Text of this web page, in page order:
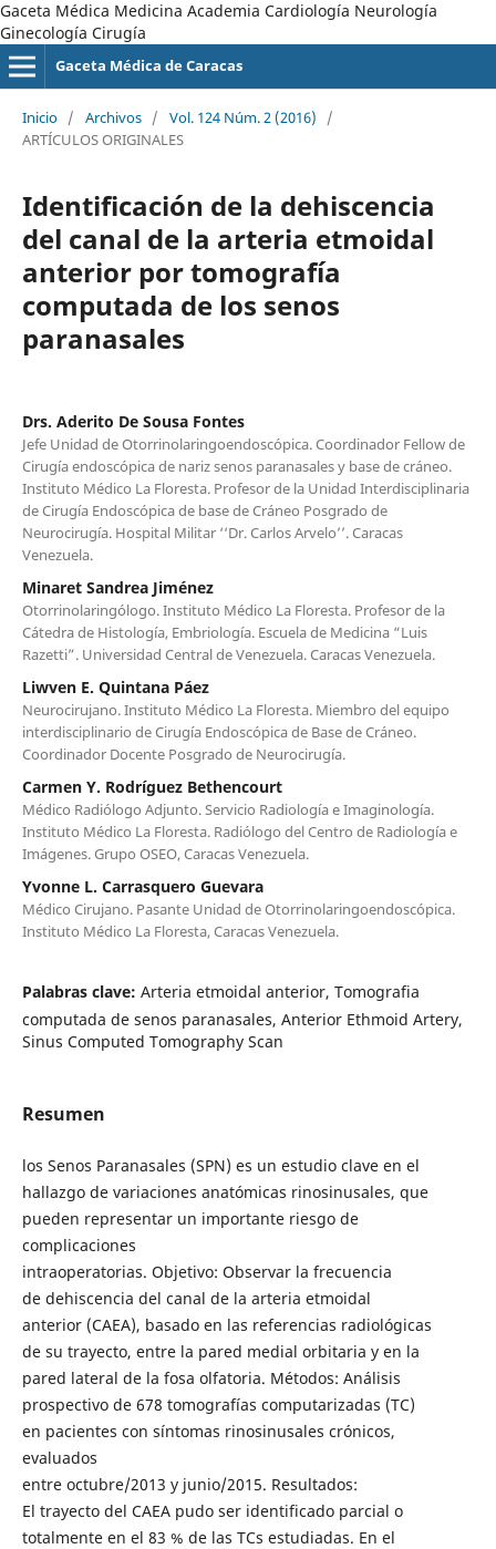
Gaceta Médica Medicina Academia Cardiología Neurología
Ginecología Cirugía
Gaceta Médica de Caracas
Inicio / Archivos / Vol. 124 Núm. 2 (2016)
/
ARTÍCULOS ORIGINALES
Identificación de la dehiscencia
del canal de la arteria etmoidal
anterior por tomografía
computada de los senos
paranasales
Drs. Aderito De Sousa Fontes
Jefe Unidad de Otorrinolaringoendoscópica. Coordinador Fellow de
Cirugía endoscópica de nariz senos paranasales y base de cráneo.
Instituto Médico La Floresta. Profesor de la Unidad Interdisciplinaria
de Cirugía Endoscópica de base de Cráneo Posgrado de
Neurocirugía. Hospital Militar ‘‘Dr. Carlos Arvelo’’. Caracas
Venezuela.
Minaret Sandrea Jiménez
Otorrinolaringólogo. Instituto Médico La Floresta. Profesor de la
Cátedra de Histología, Embriología. Escuela de Medicina “Luis
Razetti”. Universidad Central de Venezuela. Caracas Venezuela.
Liwven E. Quintana Páez
Neurocirujano. Instituto Médico La Floresta. Miembro del equipo
interdisciplinario de Cirugía Endoscópica de Base de Cráneo.
Coordinador Docente Posgrado de Neurocirugía.
Carmen Y. Rodríguez Bethencourt
Médico Radiólogo Adjunto. Servicio Radiología e Imaginología.
Instituto Médico La Floresta. Radiólogo del Centro de Radiología e
Imágenes. Grupo OSEO, Caracas Venezuela.
Yvonne L. Carrasquero Guevara
Médico Cirujano. Pasante Unidad de Otorrinolaringoendoscópica.
Instituto Médico La Floresta, Caracas Venezuela.
Palabras clave: Arteria etmoidal anterior, Tomografia
computada de senos paranasales, Anterior Ethmoid Artery,
Sinus Computed Tomography Scan
Resumen
los Senos Paranasales (SPN) es un estudio clave en el
hallazgo de variaciones anatómicas rinosinusales, que
pueden representar un importante riesgo de
complicaciones
intraoperatorias. Objetivo: Observar la frecuencia
de dehiscencia del canal de la arteria etmoidal
anterior (CAEA), basado en las referencias radiológicas
de su trayecto, entre la pared medial orbitaria y en la
pared lateral de la fosa olfatoria. Métodos: Análisis
prospectivo de 678 tomografías computarizadas (TC)
en pacientes con síntomas rinosinusales crónicos,
evaluados
entre octubre/2013 y junio/2015. Resultados:
El trayecto del CAEA pudo ser identificado parcial o
totalmente en el 83 % de las TCs estudiadas. En el